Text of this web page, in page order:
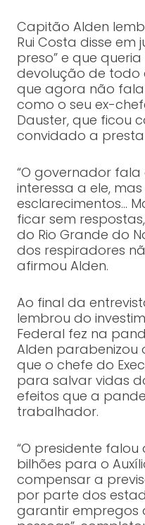
Capitão Alden
Rui Costa disse em
preso” e que
devolução de todo
que agora não
como o seu ex-
Dauster, que ficou
convidado a
“O governador
interessa a ele,
esclarecimentos…
ficar sem
do Rio Grande do
dos respiradores
afirmou Alden.
Ao final da
lembrou do
Federal fez na
Alden parabenizou
que o chefe do
para salvar vidas
efeitos que a
trabalhador.
“O presidente falou
bilhões para o
compensar a
por parte dos
garantir empregos